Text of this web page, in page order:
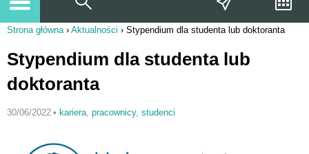
Strona główna› Aktualności › Stypendium dla studenta lub doktoranta
Stypendium dla studenta lub
doktoranta
30/06/2022 • kariera, pracownicy, studenci